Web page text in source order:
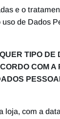
e o
de Dados
TIPO
COM
com a